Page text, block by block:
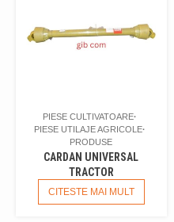
PIESE CULTIVATOARE
PIESE UTILAJE AGRICOLE
PRODUSE
CARDAN UNIVERSAL
TRACTOR
CITESTE MAI MULT